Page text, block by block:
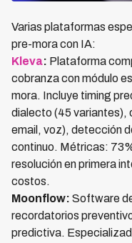
Varias plataformas
pre-mora con IA:
Kleva: Plataforma
cobranza con módulo
mora. Incluye timing
dialecto (45 variantes),
email, voz), detección
continuo. Métricas:
resolución en primera
costos.
Moonflow: Software
recordatorios
predictiva.